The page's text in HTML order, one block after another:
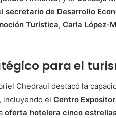
secretario de Desarrollo
Turística, Carla López-
para el
Chedraui destacó la
incluyendo el Centro Expositor
oferta hotelera cinco